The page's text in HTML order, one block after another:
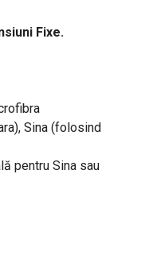
Fixe.
Sina (folosind
pentru Sina sau